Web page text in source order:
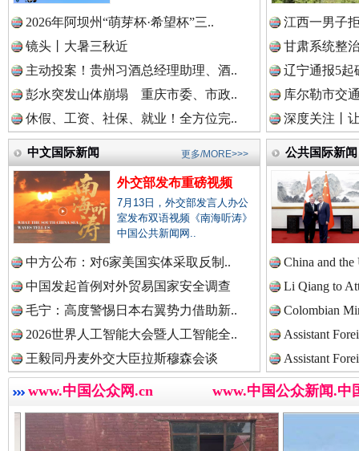
中国法院新闻网.
中国检察新闻网.
中国医药新闻网.
中国企业新闻网.
中国农业新闻网.
中国视频新闻网.
世界屋脊 天路回响 永
红船起航处 潮起向未来 广州首
2026年阿坝州“萌芽杯·希望杯”三..
镜头丨大暑三秋近
主动投案！贵州习酒总经理助理、酒..
彭水突发山体崩塌 重庆市委、市政..
休假、工资、社保、就业！全方位完..
江西一男子
甘肃系统整
辽宁通报5起
库尔勒市交
深度关注丨
中文国际新闻
外交部发布重磅视频
7月13日，外交部发言人办公
室发布双语视频《南海听涛》
中国公共新闻网..
中方公布：对6家美国实体采取反制..
中国发起首例对外贸易国家安全调查
毛宁：高度警惕日本右翼势力借助新..
2026世界人工智能大会暨人工智能全..
王毅同丹麦外交大臣拉斯穆森会谈
更多/MORE>>> 公共国际新闻
China and
Li Qiang to
Colombian
Assistant
Assistant
www.中国公众网.cn www.中国公众新闻.中